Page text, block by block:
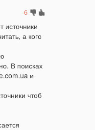
-6
источники
а кого
В поисках
и
чтоб